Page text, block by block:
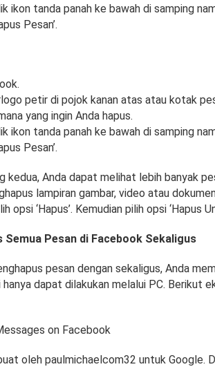
ikon tanda panah ke bawah di samping
Pesan’.
petir di pojok kanan atas atau kotak
yang ingin Anda hapus.
ikon tanda panah ke bawah di samping
Pesan’.
kedua, Anda dapat melihat lebih banyak
lampiran gambar, video atau
opsi ‘Hapus’. Kemudian pilih opsi ‘Hapus
Semua Pesan di Facebook Sekaligus
pesan dengan sekaligus, Anda
hanya dapat dilakukan melalui PC. Berikut
on Facebook
oleh paulmichaelcom32 untuk Google.